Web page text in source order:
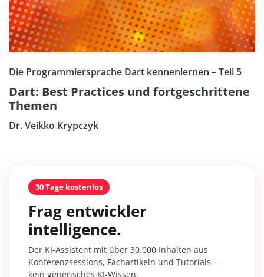
Die Programmiersprache Dart kennenlernen – Teil 5
Dart: Best Practices und fortgeschrittene
Themen
Dr. Veikko Krypczyk
30 Tage kostenlos
Frag entwickler
intelligence.
Der KI-Assistent mit über 30.000 Inhalten aus
Konferenzsessions, Fachartikeln und Tutorials –
kein generisches KI-Wissen.